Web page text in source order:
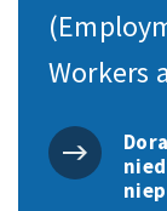
Workers